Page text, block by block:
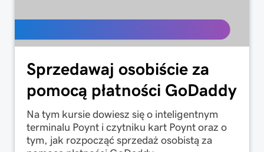
Sprzedawaj osobiście za
pomocą płatności GoDaddy
Na tym kursie dowiesz się o inteligentnym
terminalu Poynt i czytniku kart Poynt oraz o
tym, jak rozpocząć sprzedaż osobistą za